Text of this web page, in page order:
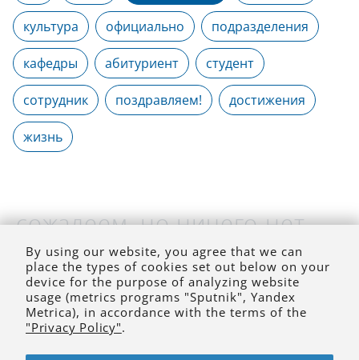
культура официально подразделения
кафедры абитуриент студент
сотрудник поздравляем! достижения
жизнь
сожалеем, но ничего нет
(на выбранное время)
By using our website, you agree that we can
place the types of cookies set out below on your
device for the purpose of analyzing website
usage (metrics programs "Sputnik", Yandex
Metrica), in accordance with the terms of the
"Privacy Policy".